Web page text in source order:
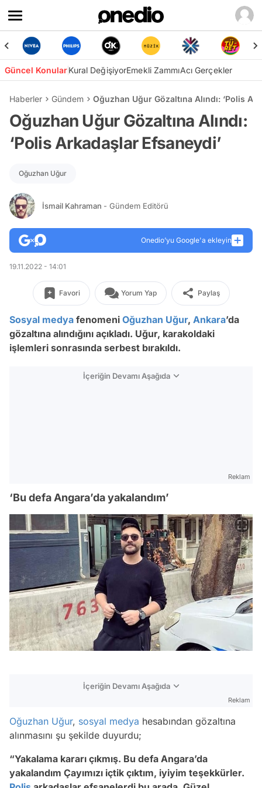
Güncel KonularKural DeğişiyorEmekli ZammıAcı Gerçekler
Haberler Gündem Oğuzhan Uğur Gözaltına Alındı: ‘Polis
Oğuzhan Uğur Gözaltına Alındı:
‘Polis Arkadaşlar Efsaneydi’
Oğuzhan Uğur
İsmail Kahraman - Gündem Editörü
Onedio’yu Google'a ekleyin
19.11.2022 - 14:01
Favori Yorum Yap Paylaş
Sosyal medya fenomeni Oğuzhan Uğur, Ankara’da
gözaltına alındığını açıkladı. Uğur, karakoldaki
işlemleri sonrasında serbest bırakıldı.
İçeriğin Devamı Aşağıda
Reklam
‘Bu defa Angara’da yakalandım’
İçeriğin Devamı Aşağıda
Reklam
Oğuzhan Uğur, sosyal medya hesabından gözaltına
alınmasını şu şekilde duyurdu;
“Yakalama kararı çıkmış. Bu defa Angara’da
yakalandım Çayımızı içtik çıktım, iyiyim teşekkürler.